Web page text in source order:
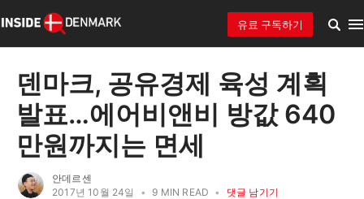
유료 구독하기
덴마크, 공유경제 육성 계획
발표…에어비앤비 방값 640
만원까지는 면세
안데르센
2017년 10월 24일
• 9 MIN READ • 댓글 남기기